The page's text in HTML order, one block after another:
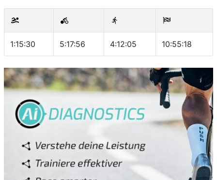
1:15:30 5:17:56 4:12:05 10:55:18